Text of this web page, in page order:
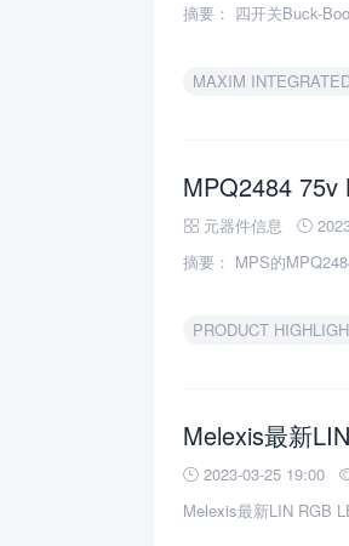
摘要： 四开关Buck-
MAXIM
MPQ2484 75v
元器件信息
摘要： MPS的
PRODUCT
Melexis最新
2023-03-25 19:00
Melexis最新LIN RGB